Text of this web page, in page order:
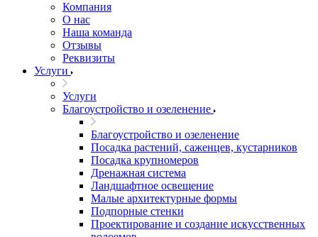
Компания
О нас
Наша команда
Отзывы
Реквизиты
Услуги
Услуги
Благоустройство и озеленение
Благоустройство и озеленение
Посадка растений, саженцев, кустарников
Посадка крупномеров
Дренажная система
Ландшафтное освещение
Малые архитектурные формы
Подпорные стенки
Проектирование и создание искусственных